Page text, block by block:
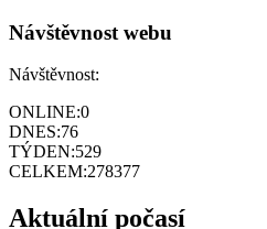
Návštěvnost webu
Návštěvnost:
ONLINE:0
DNES:76
TÝDEN:529
CELKEM:278377
Aktuální počasí